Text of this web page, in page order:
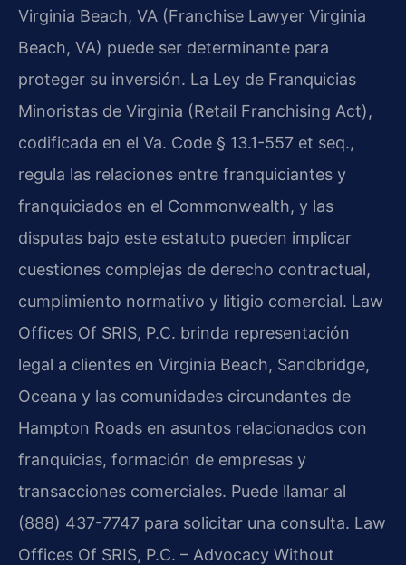
Virginia Beach, VA (Franchise Lawyer Virginia
Beach, VA) puede ser determinante para
proteger su inversión. La Ley de Franquicias
Minoristas de Virginia (Retail Franchising Act),
codificada en el Va. Code § 13.1-557 et seq.,
regula las relaciones entre franquiciantes y
franquiciados en el Commonwealth, y las
disputas bajo este estatuto pueden implicar
cuestiones complejas de derecho contractual,
cumplimiento normativo y litigio comercial. Law
Offices Of SRIS, P.C. brinda representación
legal a clientes en Virginia Beach, Sandbridge,
Oceana y las comunidades circundantes de
Hampton Roads en asuntos relacionados con
franquicias, formación de empresas y
transacciones comerciales. Puede llamar al
(888) 437-7747 para solicitar una consulta. Law
Offices Of SRIS, P.C. – Advocacy Without